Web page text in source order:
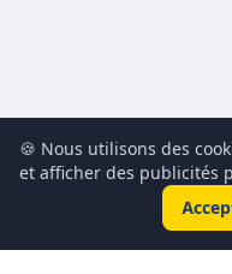
🍪 Nous utilisons des
et afficher des publicités